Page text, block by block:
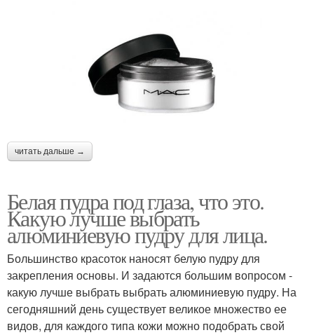
читать дальше →
Белая пудра под глаза, что это.
Какую лучше выбрать
алюминиевую пудру для лица.
Большинство красоток наносят белую пудру для
закрепления основы. И задаются большим вопросом -
какую лучше выбрать выбрать алюминиевую пудру. На
сегодняшний день существует великое множество ее
видов, для каждого типа кожи можно подобрать свой